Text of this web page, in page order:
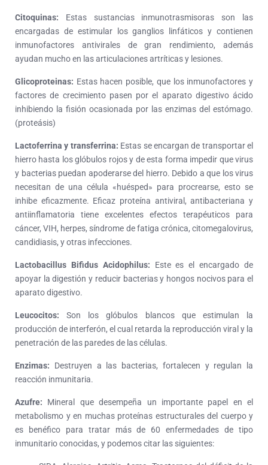
Citoquinas: Estas sustancias inmunotrasmisoras son las
encargadas de estimular los ganglios linfáticos y contienen
inmunofactores antivirales de gran rendimiento, además
ayudan mucho en las articulaciones artríticas y lesiones.
Glicoproteinas: Estas hacen posible, que los inmunofactores y
factores de crecimiento pasen por el aparato digestivo ácido
inhibiendo la fisión ocasionada por las enzimas del estómago.
(proteásis)
Lactoferrina y transferrina: Estas se encargan de transportar el
hierro hasta los glóbulos rojos y de esta forma impedir que virus
y bacterias puedan apoderarse del hierro. Debido a que los virus
necesitan de una célula «huésped» para procrearse, esto se
inhibe eficazmente. Eficaz proteína antiviral, antibacteriana y
antiinflamatoria tiene excelentes efectos terapéuticos para
cáncer, VIH, herpes, síndrome de fatiga crónica, citomegalovirus,
candidiasis, y otras infecciones.
Lactobacillus Bifidus Acidophilus: Este es el encargado de
apoyar la digestión y reducir bacterias y hongos nocivos para el
aparato digestivo.
Leucocitos: Son los glóbulos blancos que estimulan la
producción de interferón, el cual retarda la reproducción viral y la
penetración de las paredes de las células.
Enzimas: Destruyen a las bacterias, fortalecen y regulan la
reacción inmunitaria.
Azufre: Mineral que desempeña un importante papel en el
metabolismo y en muchas proteínas estructurales del cuerpo y
es benéfico para tratar más de 60 enfermedades de tipo
inmunitario conocidas, y podemos citar las siguientes: